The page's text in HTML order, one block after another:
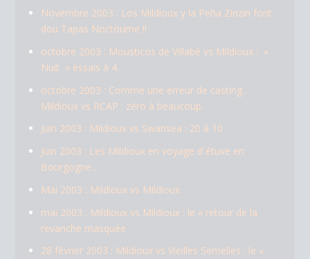
Novembre 2003 : Los Mildioux y la Peña Zinzin font
dou Tapas Noctourne !!
octobre 2003 : Mousticos de Villabé vs Mildioux : »
Nuit » essais à 4.
octobre 2003 : Comme une erreur de casting…
Mildioux vs RCAP : zéro à beaucoup.
Juin 2003 : Mildioux vs Swansea : 20 à 10
Juin 2003 : Les Mildioux en voyage d´étuve en
Bourgogne…
Mai 2003 : Mildioux vs Mildioux
mai 2003 : Mildioux vs Mildioux : le « retour de la
revanche masquée
28 février 2003 : Mildioux vs Vieilles Semelles : le «